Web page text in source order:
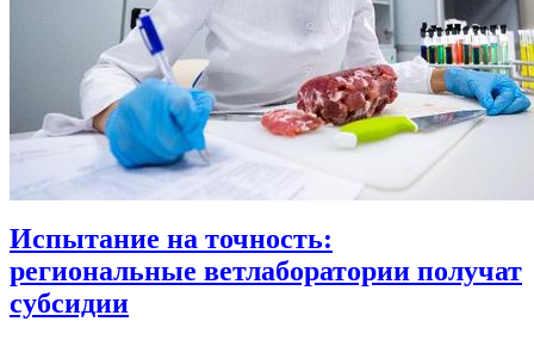
Испытание на точность:
региональные ветлаборатории получат
субсидии